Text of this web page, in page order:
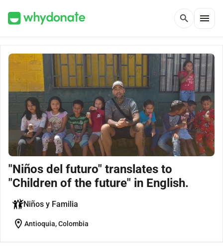
search menu
"Niños del futuro" translates to
"Children of the future" in English.
Niños y Familia
location_on Antioquia, Colombia